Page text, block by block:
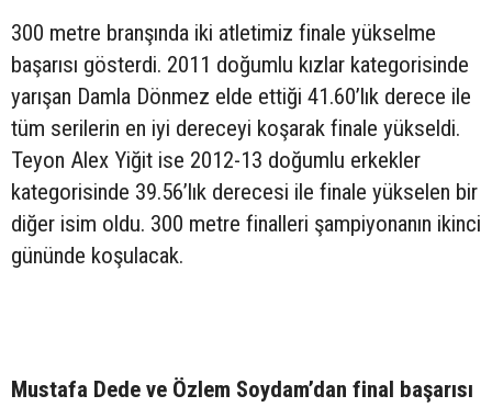
300 metre branşında iki atletimiz finale yükselme
başarısı gösterdi. 2011 doğumlu kızlar kategorisinde
yarışan Damla Dönmez elde ettiği 41.60’lık derece ile
tüm serilerin en iyi dereceyi koşarak finale yükseldi.
Teyon Alex Yiğit ise 2012-13 doğumlu erkekler
kategorisinde 39.56’lık derecesi ile finale yükselen bir
diğer isim oldu. 300 metre finalleri şampiyonanın ikinci
gününde koşulacak.
Mustafa Dede ve Özlem Soydam’dan final başarısı